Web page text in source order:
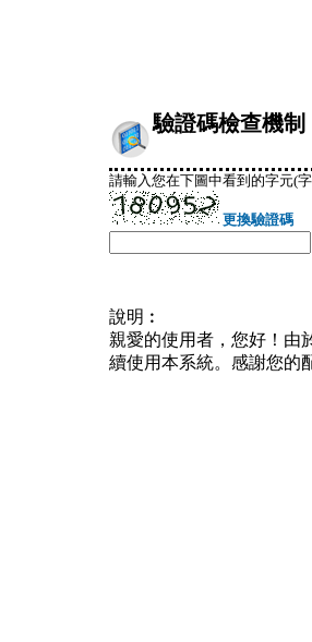
驗證碼檢查機制
請輸入您在下圖中看到的字元(
更換驗證碼
說明︰
親愛的使用者，您好！由
續使用本系統。感謝您的